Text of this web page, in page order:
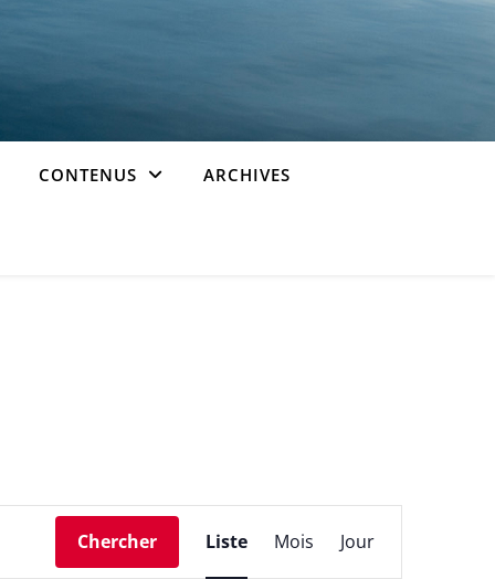
CONTENUS ARCHIVES
Chercher
Navigation
Liste Mois Jour